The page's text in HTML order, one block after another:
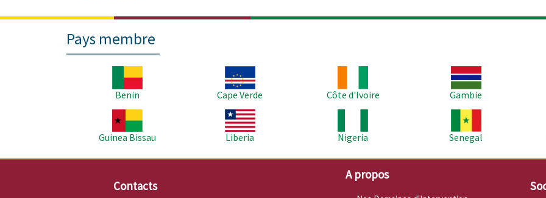
Pays membre
Benin
Cape Verde
Côte d'Ivoire
Gambie
Guinea Bissau
Liberia
Nigeria
Senegal
Contacts
A propos